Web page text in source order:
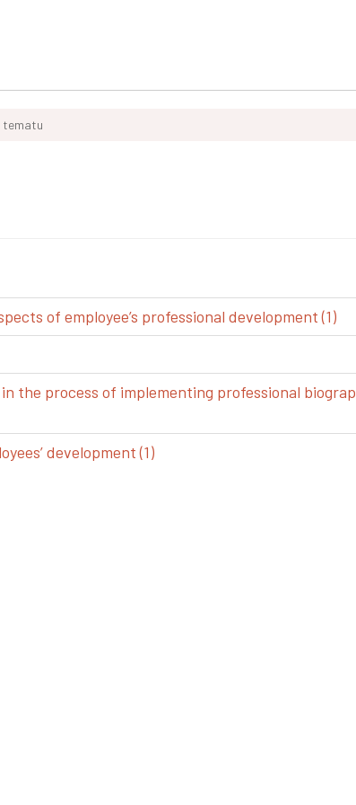
tematu
of employee’s professional development (1)
the process of implementing professional
development (1)